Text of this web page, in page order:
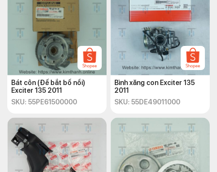
Bát côn (Đế bắt bố nồi)
Exciter 135 2011
SKU: 55PE61500000
Bình xăng con Exciter 135
2011
SKU: 55DE49011000